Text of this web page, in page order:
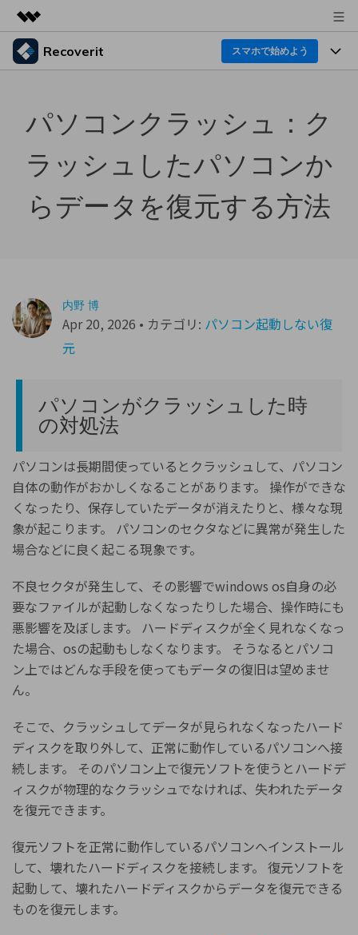
製品
概要
企業情報
プラン＆価格
サポート
Recoverit スマホで始めよう
Windowsデータ復元ならRecoverit！確実な復元技術と
スマホで始めよう
Recoverit for Mac
Macの大切なデータを制限なく完全復元
Recoverit 無料版
スマホで始めよう
Repairit - データ修復
UBackit - データバックアップ
機能一覧
ドライブから復元
削除されたメディアを復元
データ損失のシナリオ
データ復元事例
データ復元
その他の復元
Recoveritとは
人気内容
search
スマホで始めよう
パソコンクラッシュ：ク
ラッシュしたパソコンか
らデータを復元する方法
内野 博
Apr 20, 2026 • カテゴリ: パソコン起動しない復
元
パソコンがクラッシュした時
の対処法
パソコンは長期間使っているとクラッシュして、パソコン
自体の動作がおかしくなることがあります。 操作ができな
くなったり、保存していたデータが消えたりと、様々な現
象が起こります。 パソコンのセクタなどに異常が発生した
場合などに良く起こる現象です。
不良セクタが発生して、その影響でwindows os自身の必
要なファイルが起動しなくなったりした場合、操作時にも
悪影響を及ぼします。 ハードディスクが全く見れなくなっ
た場合、osの起動もしなくなります。 そうなるとパソコ
ン上ではどんな手段を使ってもデータの復旧は望めませ
ん。
そこで、クラッシュしてデータが見られなくなったハード
ディスクを取り外して、正常に動作しているパソコンへ接
続します。 そのパソコン上で復元ソフトを使うとハードデ
ィスクが物理的なクラッシュでなければ、失われたデータ
を復元できます。
復元ソフトを正常に動作しているパソコンへインストール
して、壊れたハードディスクを接続します。 復元ソフトを
起動して、壊れたハードディスクからデータを復元できる
ものを復元します。